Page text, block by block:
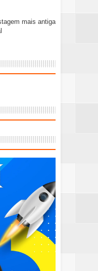
mais antiga